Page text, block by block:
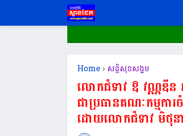
Home សន្តិសុខសង្គម
លោកជំទាវ ឱ វណ្ណឌីន
ជាប្រធានគណៈកម្មកា
ដោយលោកជំទាវ មិថុន